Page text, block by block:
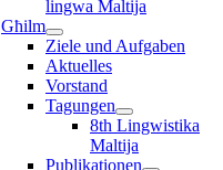
lingwa Maltija
Għilm
Ziele und Aufgaben
Aktuelles
Vorstand
Tagungen
8th Lingwistika
Maltija
Publikationen